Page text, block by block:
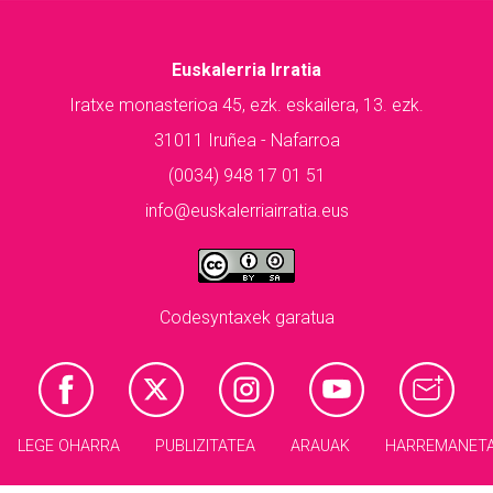
Euskalerria Irratia
Iratxe monasterioa 45, ezk. eskailera, 13. ezk.
31011 Iruñea - Nafarroa
(0034) 948 17 01 51
info@euskalerriairratia.eus
Codesyntaxek garatua
LEGE OHARRA PUBLIZITATEA ARAUAK